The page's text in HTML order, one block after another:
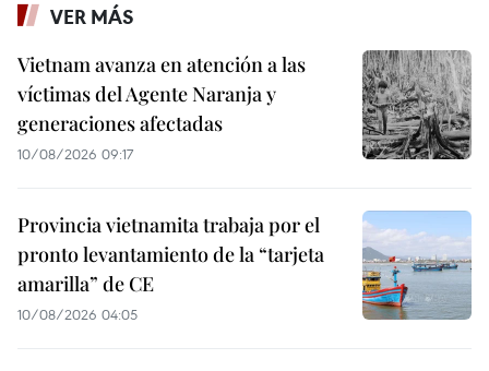
VER MÁS
Vietnam avanza en atención a las
víctimas del Agente Naranja y
generaciones afectadas
10/08/2026 09:17
Provincia vietnamita trabaja por el
pronto levantamiento de la “tarjeta
amarilla” de CE
10/08/2026 04:05